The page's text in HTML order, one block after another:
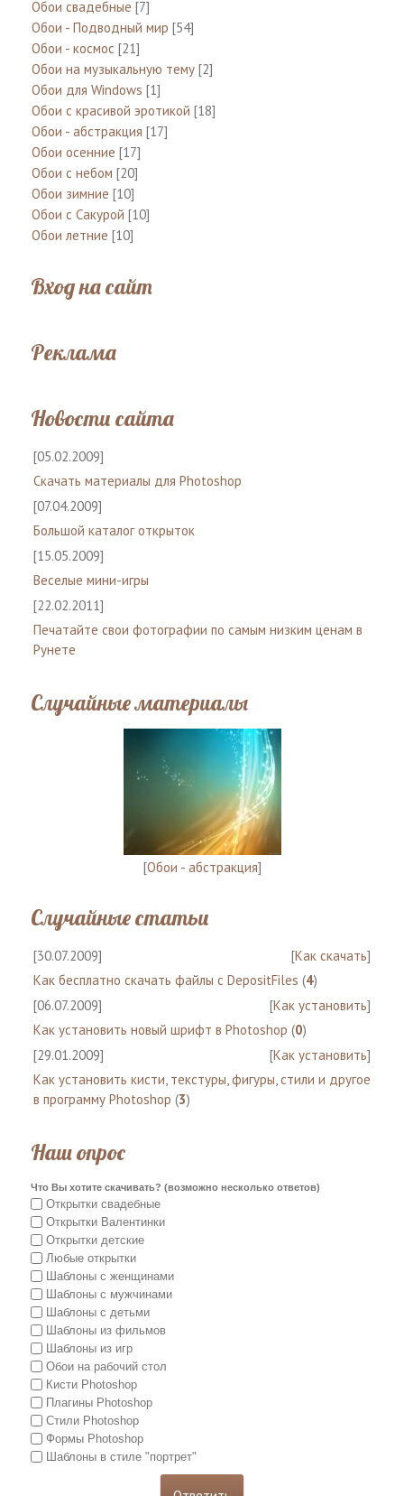
Обои свадебные [7]
Обои - Подводный мир [54]
Обои - космос [21]
Обои на музыкальную тему [2]
Обои для Windows [1]
Обои с красивой эротикой [18]
Обои - абстракция [17]
Обои осенние [17]
Обои с небом [20]
Обои зимние [10]
Обои с Сакурой [10]
Обои летние [10]
Вход на сайт
Реклама
Новости сайта
[05.02.2009]
Скачать материалы для Photoshop
[07.04.2009]
Большой каталог открыток
[15.05.2009]
Веселые мини-игры
[22.02.2011]
Печатайте свои фотографии по самым низким ценам в
Рунете
Случайные материалы
[Обои - абстракция]
Случайные статьи
[30.07.2009] [Как скачать]
Как бесплатно скачать файлы с DepositFiles (4)
[06.07.2009]
[Как установить]
Как установить новый шрифт в Photoshop (0)
[29.01.2009]
[Как установить]
Как установить кисти, текстуры, фигуры, стили и другое
в программу Photoshop (3)
Наш опрос
Что Вы хотите скачивать? (возможно несколько ответов)
Открытки свадебные
Открытки Валентинки
Открытки детские
Любые открытки
Шаблоны с женщинами
Шаблоны с мужчинами
Шаблоны с детьми
Шаблоны из фильмов
Шаблоны из игр
Обои на рабочий стол
Кисти Photoshop
Плагины Photoshop
Стили Photoshop
Формы Photoshop
Шаблоны в стиле "портрет"